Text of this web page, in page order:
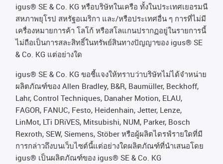
igus® SE & Co. KG หรือบริษัทในเครือ ทั้งในประเทศเยอรมนี
สหภาพยุโรป สหรัฐอเมริกา และ/หรือประเทศอื่น ๆ การที่ไม่มี
เครื่องหมายการค้า โลโก้ หรือสโลแกนปรากฏอยู่ในรายการนี้
ไม่ถือเป็นการสละสิทธิ์ในทรัพย์สินทางปัญญาของ igus® SE
& Co. KG แต่อย่างใด
igus® SE & Co. KG ขอชี้แจงให้ทราบว่าบริษัทไม่ได้จําหน่าย
ผลิตภัณฑ์ของ Allen Bradley, B&R, Baumüller, Beckhoff,
Lahr, Control Techniques, Danaher Motion, ELAU,
FAGOR, FANUC, Festo, Heidenhain, Jetter, Lenze,
LinMot, LTi DRiVES, Mitsubishi, NUM, Parker, Bosch
Rexroth, SEW, Siemens, Stöber หรือผู้ผลิตไดรฟ์รายใดที่มี
การกล่าวถึงบนเว็บไซต์นี้แต่อย่างใดผลิตภัณฑ์ที่นําเสนอโดย
igus® เป็นผลิตภัณฑ์ของ igus® SE & Co. KG